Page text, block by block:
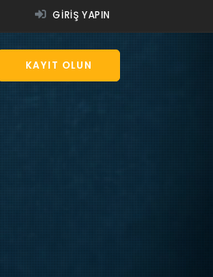
GIRIŞ YAPIN
KAYIT OLUN